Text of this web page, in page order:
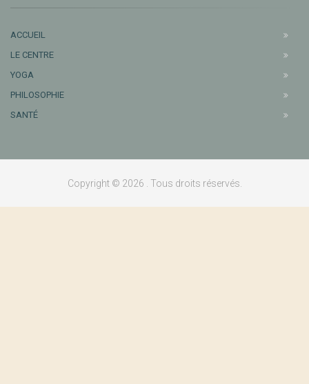
ACCUEIL
LE CENTRE
YOGA
PHILOSOPHIE
SANTÉ
Copyright © 2026 . Tous droits réservés.